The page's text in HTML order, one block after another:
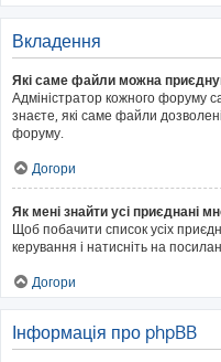
Вкладення
Які саме файли можна
Адміністратор кожного форуму
знаєте, які саме файли
форуму.
Догори
Як мені знайти усі приєднані
Щоб побачити список усіх
керування і натисніть на
Догори
Інформація про phpBB